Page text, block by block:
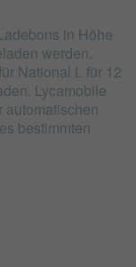
in Höhe
werden.
National L für 12
Lycamobile
automatischen
bestimmten